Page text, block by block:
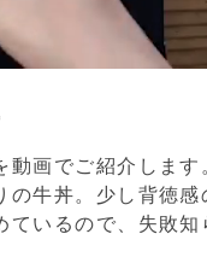
動画でご紹介します
牛丼。少し背徳感
いるので、失敗知